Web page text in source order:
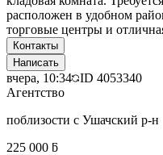
расположен в удобном
торговые центры и
Контакты
Написать
вчера, 10:34 ID 4053340
Агентство
поблизости с Ушачский р-н
225 000 ƃ